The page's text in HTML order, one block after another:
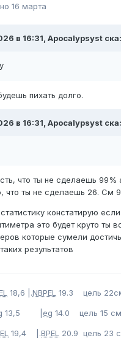
16 марта
в 16:31, Apocalypsyst
пихать долго.
в 16:31, Apocalypsyst
что ты не сделаешь 99%
что ты не сделаешь 26. См
констатирую
это будет круто ты
которые сумели
результатов
18,6 |.NBPEL 19.3 цель
13,5 | eg 14.0 цель 15
19,4 |.BPEL 20.9 цель 23